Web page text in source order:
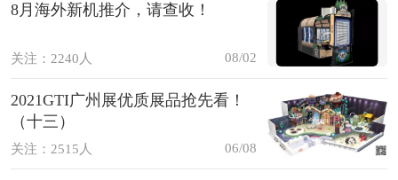
8月海外新机推介，请查收！
关注：2240人 08/02
2021GTI广州展优质展品抢先看！
（十三）
关注：2515人 06/08